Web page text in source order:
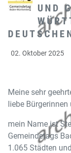
UND
02. Oktober 2025
Meine sehr
liebe Bürgerinnen
mein Name ist
Gemeindetags
1.065 Städten